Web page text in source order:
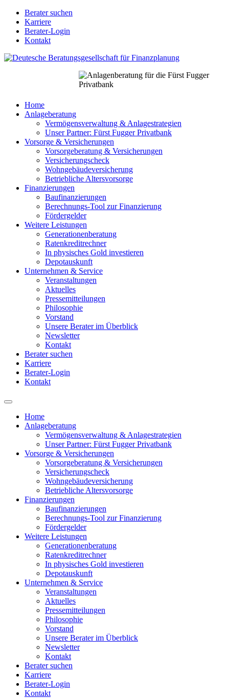
Direkt
zum
Inhalt
Berater
Login
für
Berater suchen
Karriere
Berater-Login
Kontakt
Main
navigation
Home
Anlageberatung
Vermögensverwaltung & Anlagestrategien
Unser Partner: Fürst Fugger Privatbank
Vorsorge & Versicherungen
Vorsorgeberatung & Versicherungen
Versicherungscheck
Wohngebäudeversicherung
Betriebliche Altersvorsorge
Finanzierungen
Baufinanzierungen
Berechnungs-Tool zur Finanzierung
Fördergelder
Weitere Leistungen
Generationenberatung
Ratenkreditrechner
In physisches Gold investieren
Depotauskunft
Unternehmen & Service
Veranstaltungen
Aktuelles
Pressemitteilungen
Philosophie
Vorstand
Unsere Berater im Überblick
Newsletter
Kontakt
Berater suchen
Karriere
Berater-Login
Kontakt
Main
navigation
Home
Anlageberatung
Vermögensverwaltung & Anlagestrategien
Unser Partner: Fürst Fugger Privatbank
Vorsorge & Versicherungen
Vorsorgeberatung & Versicherungen
Versicherungscheck
Wohngebäudeversicherung
Betriebliche Altersvorsorge
Finanzierungen
Baufinanzierungen
Berechnungs-Tool zur Finanzierung
Fördergelder
Weitere Leistungen
Generationenberatung
Ratenkreditrechner
In physisches Gold investieren
Depotauskunft
Unternehmen & Service
Veranstaltungen
Aktuelles
Pressemitteilungen
Philosophie
Vorstand
Unsere Berater im Überblick
Newsletter
Kontakt
Berater suchen
Karriere
Berater-Login
Kontakt